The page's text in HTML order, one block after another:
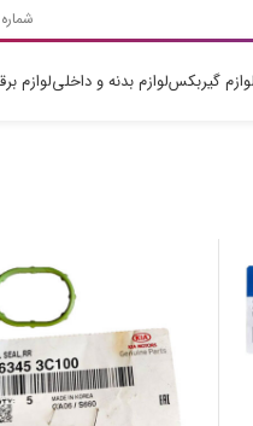
شماره تماس:
لوازم گیربکسلوازم بدنه و داخلیلوازم